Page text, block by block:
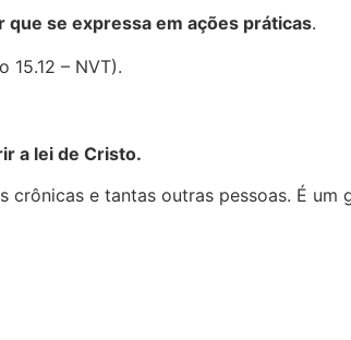
que se expressa em ações práticas.
15.12 – NVT).
a lei de Cristo.
e tantas outras pessoas. É